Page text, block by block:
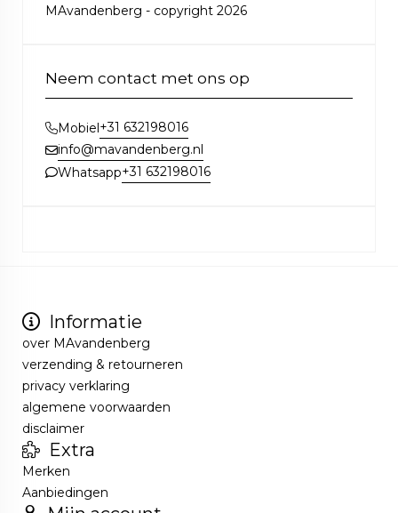
MAvandenberg - copyright 2026
Neem contact met ons op
Mobiel+31 632198016
info@mavandenberg.nl
Whatsapp+31 632198016
Informatie
over MAvandenberg
verzending & retourneren
privacy verklaring
algemene voorwaarden
disclaimer
Extra
Merken
Aanbiedingen